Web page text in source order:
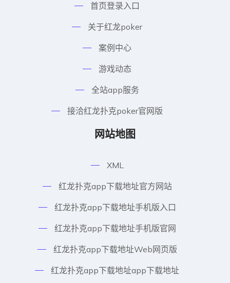
首页登录入口
关于红龙poker
案例中心
游戏动态
全站app服务
接洽红龙扑克poker官网版
网站地图
XML
红龙扑克app下载地址官方网站
红龙扑克app下载地址手机版入口
红龙扑克app下载地址手机版官网
红龙扑克app下载地址Web网页版
红龙扑克app下载地址app下载地址